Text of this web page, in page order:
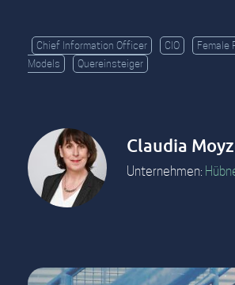
Chief Information Officer CIO
Female
Models
Quereinsteiger
Claudia
Unternehmen: